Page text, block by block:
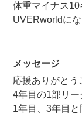
体重マイナス10
UVERworldに
メッセージ
応援ありがとう
4年目の1部リ
1年目、3年目